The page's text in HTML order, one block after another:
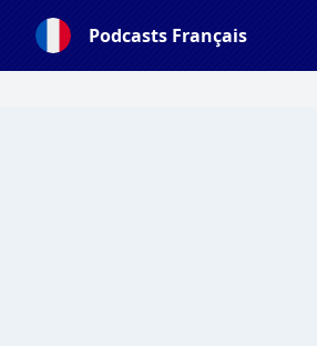
Podcasts Français